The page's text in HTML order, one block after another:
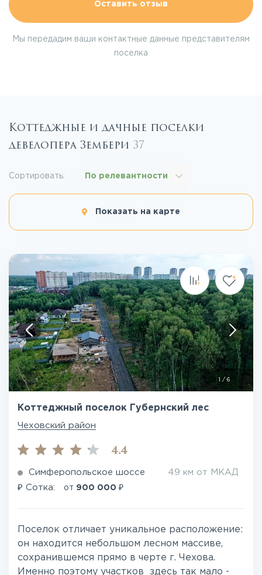
Оставить отзыв
Мы передадим ваши контактные данные представителям
поселка
Коттеджные и дачные поселки
девелопера Зембери 37
Показать на карте
Сортировать: По релевантности
/ 6
Коттеджный поселок Губернский лес
Чеховский район
4.4
Симферопольское шоссе 49 км от МКАД
₽ Сотка: от 900 000 ₽
Поселок отличает уникальное расположение:
он находится небольшом лесном массиве,
сохранившемся прямо в черте г. Чехова.
Именно поэтому участков здесь так мало -